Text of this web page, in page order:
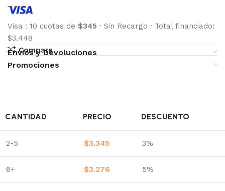
Visa : 10 cuotas de $345 · Sin Recargo · Total financiado:
$3.448
Compare
Envíos y Devoluciones
Promociones
CANTIDAD PRECIO DESCUENTO
2-5 $3.345 3%
6+ $3.276 5%